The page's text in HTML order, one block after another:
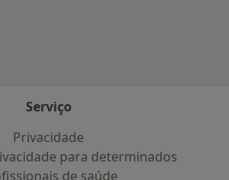
Serviço
Privacidade
para determinados
de saúde